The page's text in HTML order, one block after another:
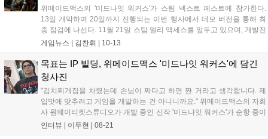
위메이드맥스의 '미드나잇 워커스'가 스팀 넥스트 페스트에 참가한다.
13일 개막하여 20일까지 진행되는 이번 행사에서 데모 버전을 통해 최
종 점검에 나선다. 11월 21일 스팀 얼리 액세스를 앞두고 있으며, 개발진
은 실시간 스트리밍과 Q&A 등 소통을 통해 완성도를 높일 예정이다....
게임뉴스 | 김찬휘 | 10-13
목표는 IP 빌딩, 위메이드맥스 '미드나잇 워커스'에 담긴
청사진
"김치찌개집을 차렸는데 손님이 짜다고 하면 짠 거라고 생각합니다. 제
입맛에 맞추려고 게임을 개발하는 건 아니니까요." 위메이드맥스의 자회
사 원웨이티켓스튜디오가 개발 중인 신작 '미드나잇 워커스'가 순항 중이
다. 최근 진행된 3차 글로벌 테스트에서 괄목할 만한 성과를 거두며 글로
인터뷰 | 이두현 | 08-21